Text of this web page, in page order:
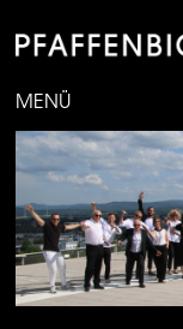
MENÜ